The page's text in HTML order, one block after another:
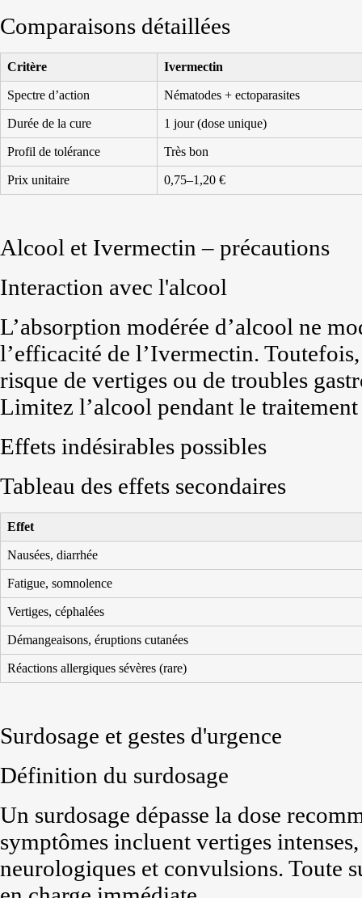
Comparaisons détaillées
Critère Ivermectin
Spectre d’action Nématodes + ectoparasites
Durée de la cure 1 jour (dose unique)
Profil de tolérance Très bon
Prix unitaire 0,75–1,20 €
Alcool et Ivermectin – précautions
Interaction avec l'alcool
L’absorption modérée d’alcool ne
l’efficacité de l’Ivermectin.
risque de vertiges ou de troubles
Limitez l’alcool pendant le traitement
Effets indésirables possibles
Tableau des effets secondaires
Effet
Nausées, diarrhée
Fatigue, somnolence
Vertiges, céphalées
Démangeaisons, éruptions cutanées
Réactions allergiques sévères (rare)
Surdosage et gestes d'urgence
Définition du surdosage
Un surdosage dépasse la dose
symptômes incluent vertiges
neurologiques et convulsions. Toute